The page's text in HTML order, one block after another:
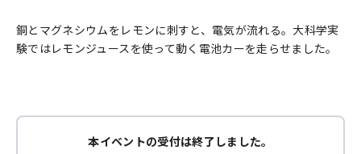
銅とマグネシウムをレモンに刺すと、電気が流れる。大科学実
験ではレモンジュースを使って動く電池カーを走らせました。
本イベントの受付は終了しました。